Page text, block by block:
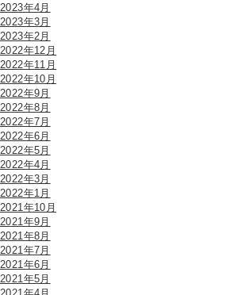
2023年4月
2023年3月
2023年2月
2022年12月
2022年11月
2022年10月
2022年9月
2022年8月
2022年7月
2022年6月
2022年5月
2022年4月
2022年3月
2022年1月
2021年10月
2021年9月
2021年8月
2021年7月
2021年6月
2021年5月